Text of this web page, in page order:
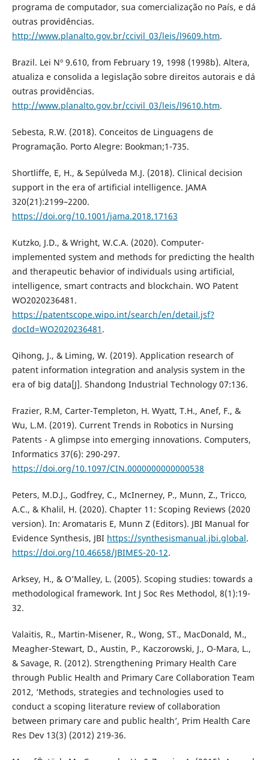
programa de computador, sua comercialização no País, e dá
outras providências.
http://www.planalto.gov.br/ccivil_03/leis/l9609.htm.
Brazil. Lei Nº 9.610, from February 19, 1998 (1998b). Altera,
atualiza e consolida a legislação sobre direitos autorais e dá
outras providências.
http://www.planalto.gov.br/ccivil_03/leis/l9610.htm.
Sebesta, R.W. (2018). Conceitos de Linguagens de
Programação. Porto Alegre: Bookman;1-735.
Shortliffe, E, H., & Sepúlveda M.J. (2018). Clinical decision
support in the era of artificial intelligence. JAMA
320(21):2199–2200.
https://doi.org/10.1001/jama.2018.17163
Kutzko, J.D., & Wright, W.C.A. (2020). Computer-
implemented system and methods for predicting the health
and therapeutic behavior of individuals using artificial,
intelligence, smart contracts and blockchain. WO Patent
WO2020236481.
https://patentscope.wipo.int/search/en/detail.jsf?
docId=WO2020236481 .
Qihong, J., & Liming, W. (2019). Application research of
patent information integration and analysis system in the
era of big data[J]. Shandong Industrial Technology 07:136.
Frazier, R.M, Carter-Templeton, H. Wyatt, T.H., Anef, F., &
Wu, L.M. (2019). Current Trends in Robotics in Nursing
Patents - A glimpse into emerging innovations. Computers,
Informatics 37(6): 290-297.
https://doi.org/10.1097/CIN.0000000000000538
Peters, M.D.J., Godfrey, C., McInerney, P., Munn, Z., Tricco,
A.C., & Khalil, H. (2020). Chapter 11: Scoping Reviews (2020
version). In: Aromataris E, Munn Z (Editors). JBI Manual for
Evidence Synthesis, JBI https://synthesismanual.jbi.global.
https://doi.org/10.46658/JBIMES-20-12.
Arksey, H., & O’Malley, L. (2005). Scoping studies: towards a
methodological framework. Int J Soc Res Methodol, 8(1):19-
32.
Valaitis, R., Martin-Misener, R., Wong, ST., MacDonald, M.,
Meagher-Stewart, D., Austin, P., Kaczorowski, J., O-Mara, L.,
& Savage, R. (2012). Strengthening Primary Health Care
through Public Health and Primary Care Collaboration Team
2012, ‘Methods, strategies and technologies used to
conduct a scoping literature review of collaboration
between primary care and public health’, Prim Health Care
Res Dev 13(3) (2012) 219-36.